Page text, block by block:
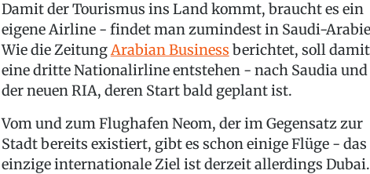
Damit der Tourismus ins Land kommt, braucht es ein
eigene Airline - findet man zumindest in Saudi-
Wie die ZeitungArabian Business berichtet, soll damit
eine dritte Nationalirline entstehen - nach Saudia und
der neuen RIA, deren Start bald geplant ist.
Vom und zum Flughafen Neom, der im Gegensatz zur
Stadt bereits existiert, gibt es schon einige Flüge - das
einzige internationale Ziel ist derzeit allerdings Dubai.